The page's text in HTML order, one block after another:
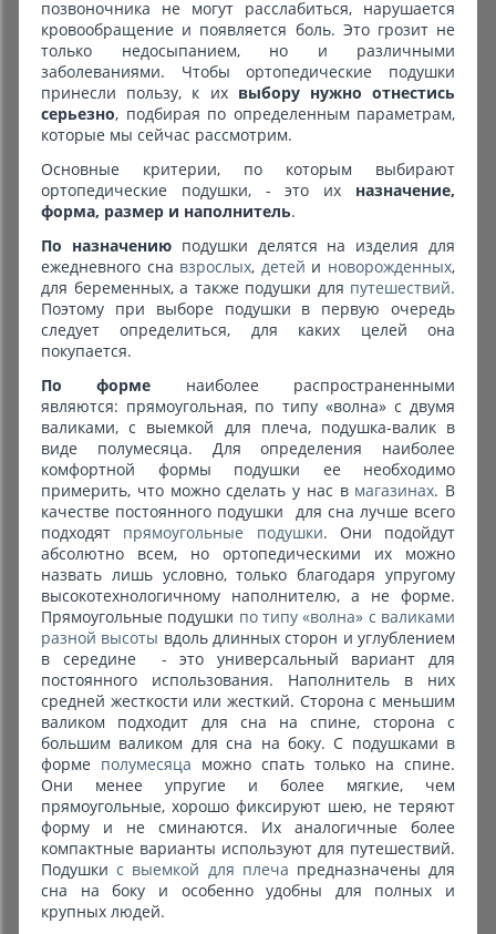
Комиссионные товары
Прокат средств реабилитации
позвоночника не могут расслабиться, нарушается
кровообращение и появляется боль. Это грозит не
только недосыпанием, но и различными
заболеваниями. Чтобы ортопедические подушки
принесли пользу, к их выбору нужно отнестись
серьезно, подбирая по определенным параметрам,
которые мы сейчас рассмотрим.
Основные критерии, по которым выбирают
ортопедические подушки, - это их назначение,
форма, размер и наполнитель.
По назначениюподушки делятся на изделия для
ежедневного сна взрослых, детей и новорожденных,
для беременных, а также подушки для путешествий.
Поэтому при выборе подушки в первую очередь
следует определиться, для каких целей она
покупается.
По форме наиболее распространенными
являются: прямоугольная, по типу «волна» с двумя
валиками, с выемкой для плеча, подушка-валик в
виде полумесяца. Для определения наиболее
комфортной формы подушки ее необходимо
примерить, что можно сделать у нас в магазинах. В
качестве постоянного подушки для сна лучше всего
подходят прямоугольные подушки. Они подойдут
абсолютно всем, но ортопедическими их можно
назвать лишь условно, только благодаря упругому
высокотехнологичному наполнителю, а не форме.
Прямоугольные подушки по типу «волна» с валиками
разной высоты вдоль длинных сторон и углублением
в середине - это универсальный вариант для
постоянного использования. Наполнитель в них
средней жесткости или жесткий. Сторона с меньшим
валиком подходит для сна на спине, сторона с
большим валиком для сна на боку. С подушками в
форме полумесяца можно спать только на спине.
Они менее упругие и более мягкие, чем
прямоугольные, хорошо фиксируют шею, не теряют
форму и не сминаются. Их аналогичные более
компактные варианты используют для путешествий.
Подушкис выемкой для плеча предназначены для
сна на боку и особенно удобны для полных и
крупных людей.